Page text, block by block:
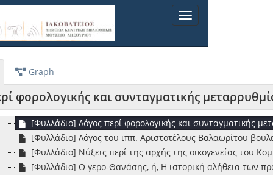
Toggle
navigation
Graph
φορολογικής και συνταγματικής
[Φυλλάδιο] Έγγραφα προαχθέντα εις φως χάριν των
[Φυλλάδιο] Εις τον θάνατον του Αλεξάνδρου Σούτσου :
[Φυλλάδιο] Η ορθοδοξία ελέγχουσα τον Παπικόν
[Φυλλάδιο] Η προς τον Βασιλέα παράστασις και τα επτά
[Φυλλάδιο] Λόγος εκφωνηθείς υπό Π. Χιώτου εις την
[Βιβλίο] Λόγος εκφωνηθείς υπό του Προέδρου της ΙΒ'
[Φυλλάδιο] Λόγος πανηγυρικός επι τη ψηφισθείση
[Φυλλάδιο] Λόγος περί φορολογικής και συνταγματικής
[Φυλλάδιο] Λόγος του ιππ. Αριστοτέλους Βαλαωρίτου
[Φυλλάδιο] Νύξεις περί της αρχής της οικογενείας του
[Φυλλάδιο] Ο γερο-Θανάσης, ή, Η ιστορική αλήθεια των